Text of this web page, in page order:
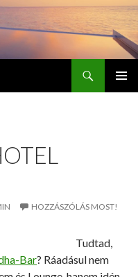
HOZZÁSZÓLÁS MOST!
Tudtad,
Bar? Ráadásul nem